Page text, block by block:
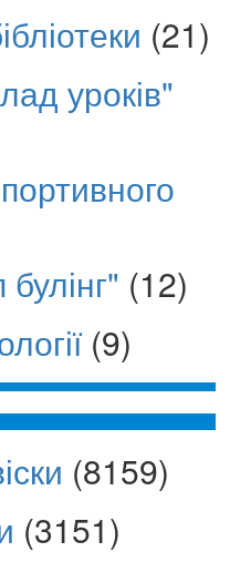
(21)
уроків"
(12)
(9)
(8159)
(3151)